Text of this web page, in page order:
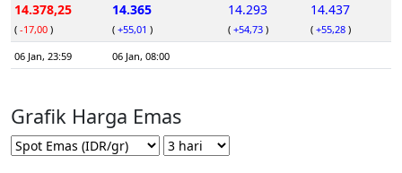
14.378,25
( -17,00 )
14.365
( +55,01 )
14.293
( +54,73 )
14.437
( +55,28 )
06 Jan, 23:59
06 Jan, 08:00
Grafik Harga Emas